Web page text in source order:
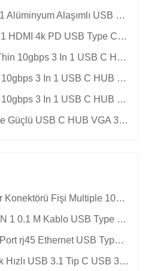
HDMI 4k Gümüş 5 In 1 Alüminyum Alaşımlı USB C HUB
Samsung s8 s8+ 4 In 1 HDMI 4k PD USB Type C Güçlü Hub
Macbook Gold Ultra Thin 10gbps 3 In 1 USB C HUB OEM / ODM
Altın Ultra İnce Güçlü 10gbps 3 In 1 USB C HUB TPE Shell Macbook Için
Altın Ultra İnce Güçlü 10gbps 3 In 1 USB C HUB TPE Shell Macbook Için
Veri Aktarımı Ultra Ince Güçlü USB C HUB VGA 3 1 10gbps
PC Dizüstü Bilgisayar Konektörü Fişi Multiple 1080p 4k USB Type C Hub
Huawei MateBook 4 IN 1 0.1 M Kablo USB Type C Hub
Alüminyum Kutusu 3 Port rj45 Ethernet USB Type C Hub
LED Gösterge Yüksek Hızlı USB 3.1 Tip C USB 3.0 Hub'a